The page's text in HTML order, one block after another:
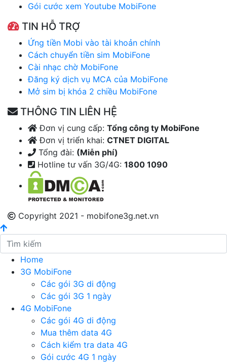
Gói cước xem Youtube MobiFone
TIN HỖ TRỢ
Ứng tiền Mobi vào tài khoản chính
Cách chuyển tiền sim MobiFone
Cài nhạc chờ MobiFone
Đăng ký dịch vụ MCA của MobiFone
Mở sim bị khóa 2 chiều MobiFone
THÔNG TIN LIÊN HỆ
Đơn vị cung cấp: Tổng công ty MobiFone
Đơn vị triển khai: CTNET DIGITAL
Tổng đài: (Miễn phí)
Hotline tư vấn 3G/4G: 1800 1090
Copyright 2021 - mobifone3g.net.vn
Home
3G MobiFone
Các gói 3G di động
Các gói 3G 1 ngày
4G MobiFone
Các gói 4G di động
Mua thêm data 4G
Cách kiểm tra data 4G
Gói cước 4G 1 ngày